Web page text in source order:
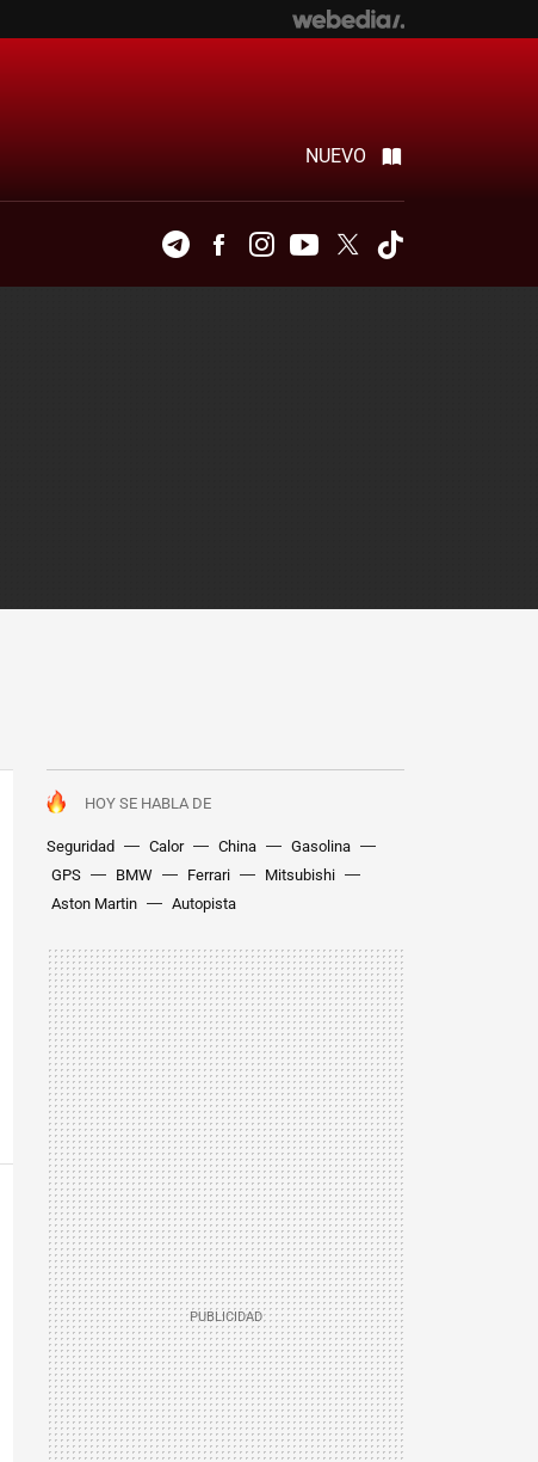
NUEVO
TelegramFacebookInstagramYoutubeTwitter
HOY SE HABLA DE
Seguridad Calor China
Gasolina
GPS
BMW Ferrari
Mitsubishi
Aston Martin
Autopista